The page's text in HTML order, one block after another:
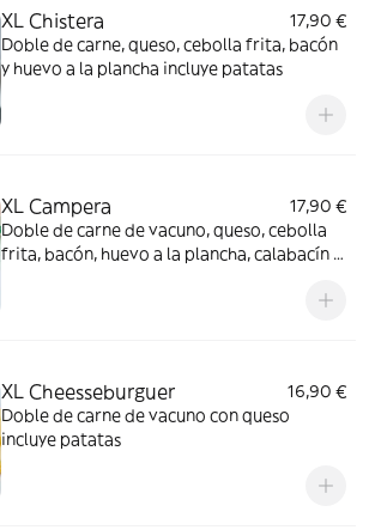
XL Chistera
17,90 €
Doble de carne, queso, cebolla frita, bacón
y huevo a la plancha incluye patatas
XL Campera
17,90 €
Doble de carne de vacuno, queso, cebolla
frita, bacón, huevo a la plancha, calabacín y
XL Cheesseburguer
16,90 €
Doble de carne de vacuno con queso
incluye patatas